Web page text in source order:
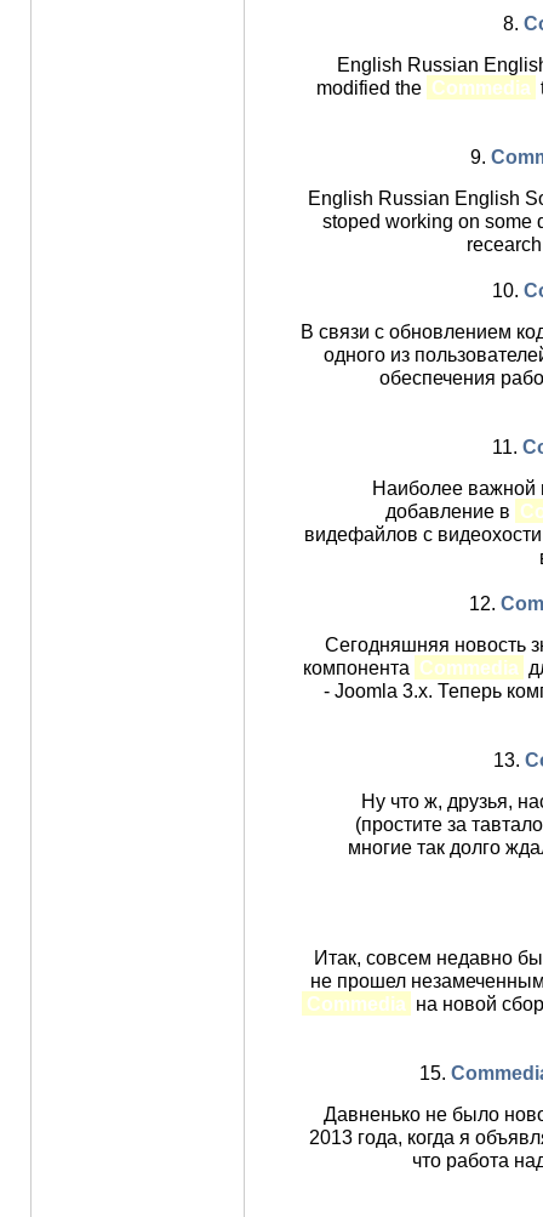
8.
English Russian
modified the Commedia
9.
English Russian English
stoped working on some
10.
В связи с обновлением
одного из
обеспечения
11.
Наиболее важной
добавление в
видефайлов с
12.
Сегодняшняя новость
компонента Commedia
- Joomla 3.x. Теперь
13.
Ну что ж, друзья,
(простите за
многие так долго
Итак, совсем недавно
не прошел
Commedia на новой
15.
Давненько не было
2013 года, когда я
что работа